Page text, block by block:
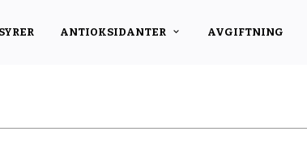
ANTIOKSIDANTER AVGIFTNING